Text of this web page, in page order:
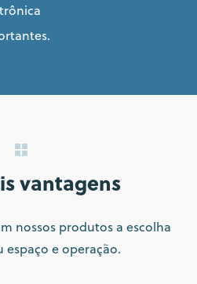
vantagens
nossos produtos a escolha
espaço e operação.